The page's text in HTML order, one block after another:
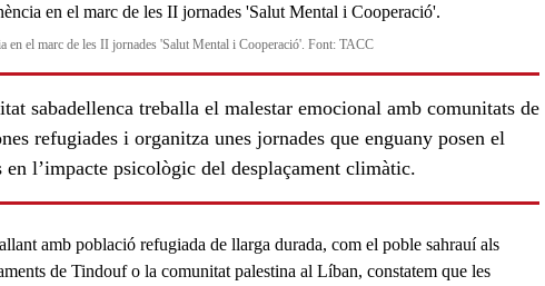
en el marc de les II jornades 'Salut Mental i Cooperació'. Font: TACC
sabadellenca treballa el malestar emocional amb comunitats de
refugiades i organitza unes jornades que enguany posen el
en l’impacte psicològic del desplaçament climàtic.
amb població refugiada de llarga durada, com el poble sahrauíals
de Tindoufo la comunitat palestina al Líban, constatem que les